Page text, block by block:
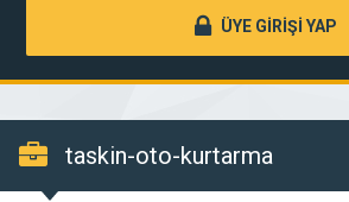
ÜYE GİRİŞİ YAP
taskin-oto-kurtarma